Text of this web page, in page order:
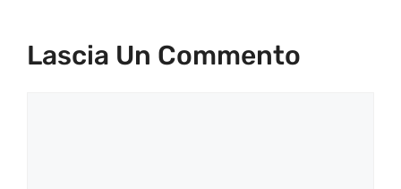
Lascia Un Commento